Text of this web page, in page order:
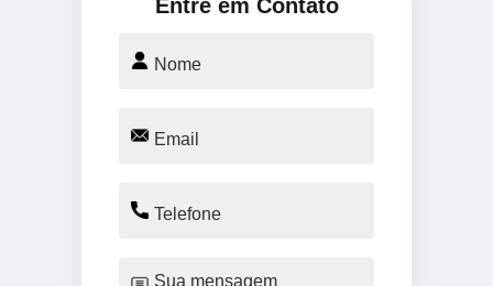
Entre em Contato